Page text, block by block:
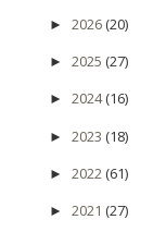
► 2026(20)
► 2025 (27)
► 2024(16)
► 2023 (18)
► 2022(61)
► 2021 (27)